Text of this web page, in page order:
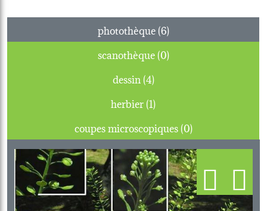
photothèque (6)
scanothèque (0)
dessin (4)
herbier (1)
coupes microscopiques (0)